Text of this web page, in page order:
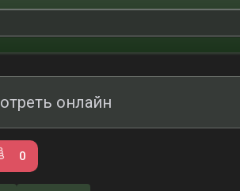
онлайн
0